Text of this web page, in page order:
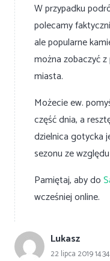
W przypadku
polecamy
ale popularne
można zobaczyć
miasta.
Możecie ew.
część dnia, a
dzielnica gotycka
sezonu ze
Pamiętaj, aby do
wcześniej online.
Lukasz
22 lipca 2019 14:34